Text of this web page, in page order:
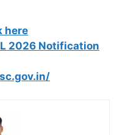
here
2026 Notification